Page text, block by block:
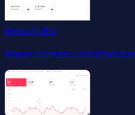
Report SEO
Impara a creare e